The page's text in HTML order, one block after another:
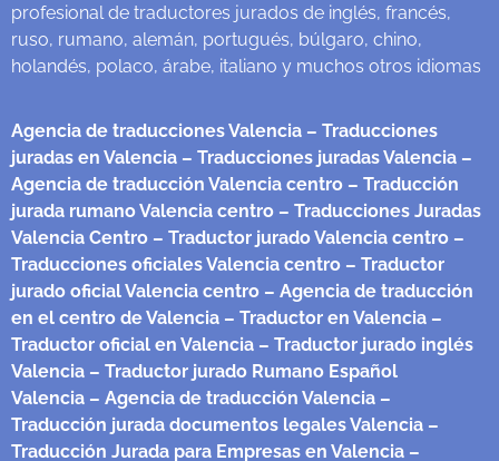
profesional de traductores jurados de inglés, francés,
ruso, rumano, alemán, portugués, búlgaro, chino,
holandés, polaco, árabe, italiano y muchos otros idiomas
Agencia de traducciones Valencia – Traducciones
juradas en Valencia – Traducciones juradas Valencia –
Agencia de traducción Valencia centro – Traducción
jurada rumano Valencia centro – Traducciones Juradas
Valencia Centro – Traductor jurado Valencia centro –
Traducciones oficiales Valencia centro – Traductor
jurado oficial Valencia centro – Agencia de traducción
en el centro de Valencia – Traductor en Valencia –
Traductor oficial en Valencia – Traductor jurado inglés
Valencia – Traductor jurado Rumano Español
Valencia – Agencia de traducción Valencia –
Traducción jurada documentos legales Valencia –
Traducción Jurada para Empresas en Valencia –